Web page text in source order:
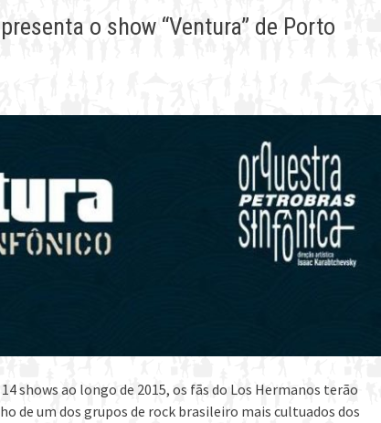
o show “Ventura” de Porto
shows ao longo de 2015, os fãs do Los Hermanos terão
de um dos grupos de rock brasileiro mais cultuados dos